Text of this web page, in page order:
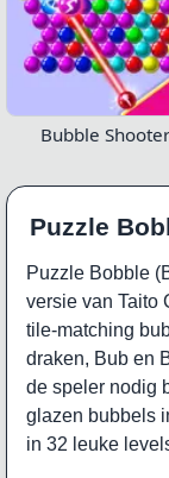
Bubble
Puzzle
Puzzle Bobble
versie van Taito
tile-matching
draken, Bub en
de speler nodig
glazen bubbels
in 32 leuke